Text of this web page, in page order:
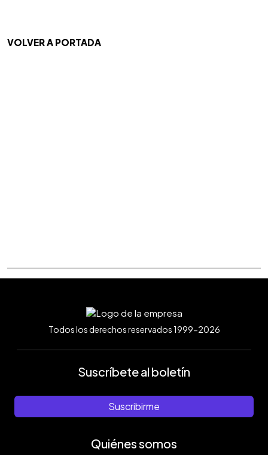
VOLVER A PORTADA
Todos los derechos reservados 1999-2026
Suscríbete al boletín
Suscribirme
Quiénes somos